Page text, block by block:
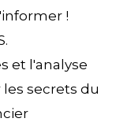
!
et l'analyse
secrets du